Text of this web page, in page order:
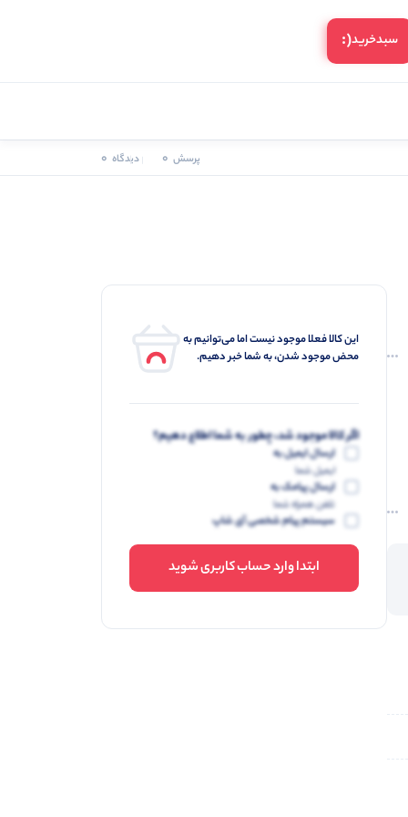
سبد‌خرید(:
پرسش 0 دیدگاه 0
این کالا فعلا موجود نیست اما می‌توانیم به
محض موجود شدن، به شما خبر دهیم.
اگر کالا موجود شد، چطور به شما اطلاع دهیم؟
ارسال ایمیل به
ایمیل شما
ارسال پیامک به
تلفن همراه شما
سیستم پیام شخصی آی شاپ
ابتدا وارد حساب کاربری شوید